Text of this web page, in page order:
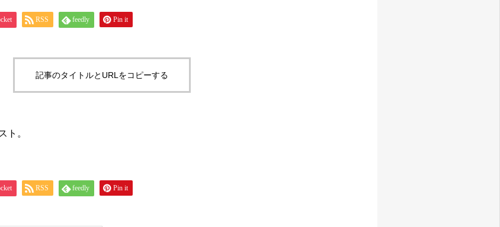
RSS feedly Pin it
記事のタイトルとURLをコピーする
ト。
RSS feedly Pin it